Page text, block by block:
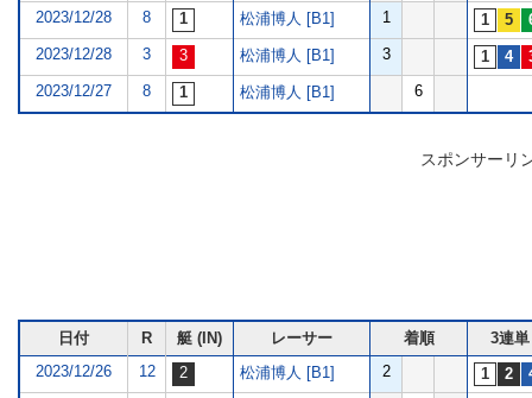
2023/12/28 8 松浦博人 [B1] 1
2023/12/28 3 松浦博人 [B1] 3
2023/12/27 8 松浦博人 [B1] 6
スポンサーリ
日付 R 艇 (IN) レーサー 着順
3連単
2023/12/26
12 松浦博人 [B1] 2